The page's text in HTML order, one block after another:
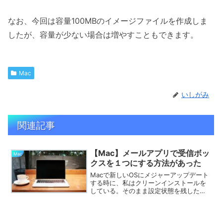
なお、今回は容量100MBのイメージファイルを作成しま
したが、容量が少ない場合は増やすこともできます。
Mac
いしがみ
関連記事
Mac
【Mac】メールアプリで受信ボッ
クスを１つにする方法があった
Macで新しいOSにメジャーアップデート
する時に、私はクリーンインストールを
している。そのまま設定状態を残したま